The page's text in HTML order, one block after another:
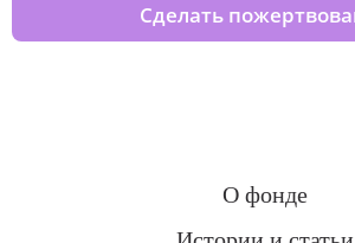
Сделать
О фонде